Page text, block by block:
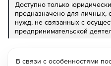
Доступно только
предназначено для
нужд, не связанных с
предпринимательской
В связи с особенностями